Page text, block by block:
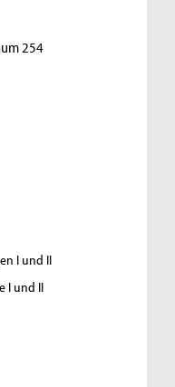
254
I und II
I und II